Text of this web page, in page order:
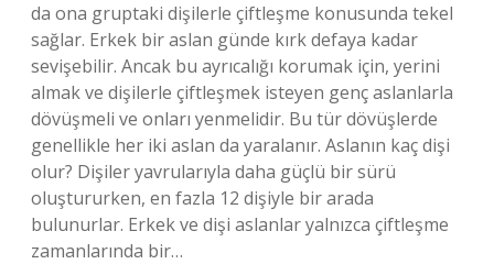
da ona gruptaki dişilerle çiftleşme konusunda tekel
sağlar. Erkek bir aslan günde kırk defaya kadar
sevişebilir. Ancak bu ayrıcalığı korumak için, yerini
almak ve dişilerle çiftleşmek isteyen genç aslanlarla
dövüşmeli ve onları yenmelidir. Bu tür dövüşlerde
genellikle her iki aslan da yaralanır. Aslanın kaç dişi
olur? Dişiler yavrularıyla daha güçlü bir sürü
oluştururken, en fazla 12 dişiyle bir arada
bulunurlar. Erkek ve dişi aslanlar yalnızca çiftleşme
zamanlarında bir…